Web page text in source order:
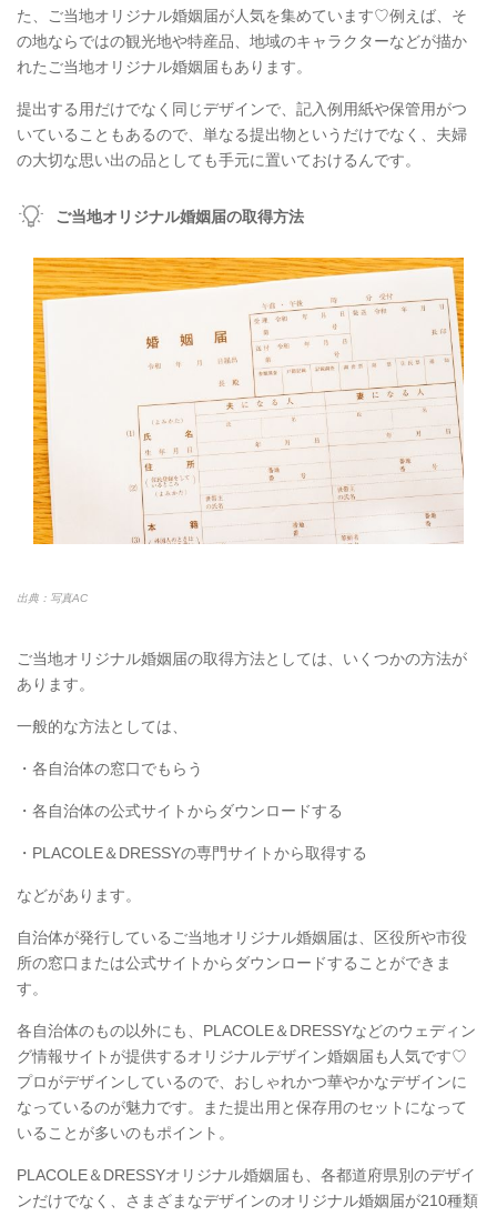
た、ご当地オリジナル婚姻届が人気を集めています♡例えば、そ
の地ならではの観光地や特産品、地域のキャラクターなどが描か
れたご当地オリジナル婚姻届もあります。
提出する用だけでなく同じデザインで、記入例用紙や保管用がつ
いていることもあるので、単なる提出物というだけでなく、夫婦
の大切な思い出の品としても手元に置いておけるんです。
ご当地オリジナル婚姻届の取得方法
出典：写真AC
ご当地オリジナル婚姻届の取得方法としては、いくつかの方法が
あります。
一般的な方法としては、
・各自治体の窓口でもらう
・各自治体の公式サイトからダウンロードする
・PLACOLE＆DRESSYの専門サイトから取得する
などがあります。
自治体が発行しているご当地オリジナル婚姻届は、区役所や市役
所の窓口または公式サイトからダウンロードすることができま
す。
各自治体のもの以外にも、PLACOLE＆DRESSYなどのウェディン
グ情報サイトが提供するオリジナルデザイン婚姻届も人気です♡
プロがデザインしているので、おしゃれかつ華やかなデザインに
なっているのが魅力です。また提出用と保存用のセットになって
いることが多いのもポイント。
PLACOLE＆DRESSYオリジナル婚姻届も、各都道府県別のデザイ
ンだけでなく、さまざまなデザインのオリジナル婚姻届が210種類